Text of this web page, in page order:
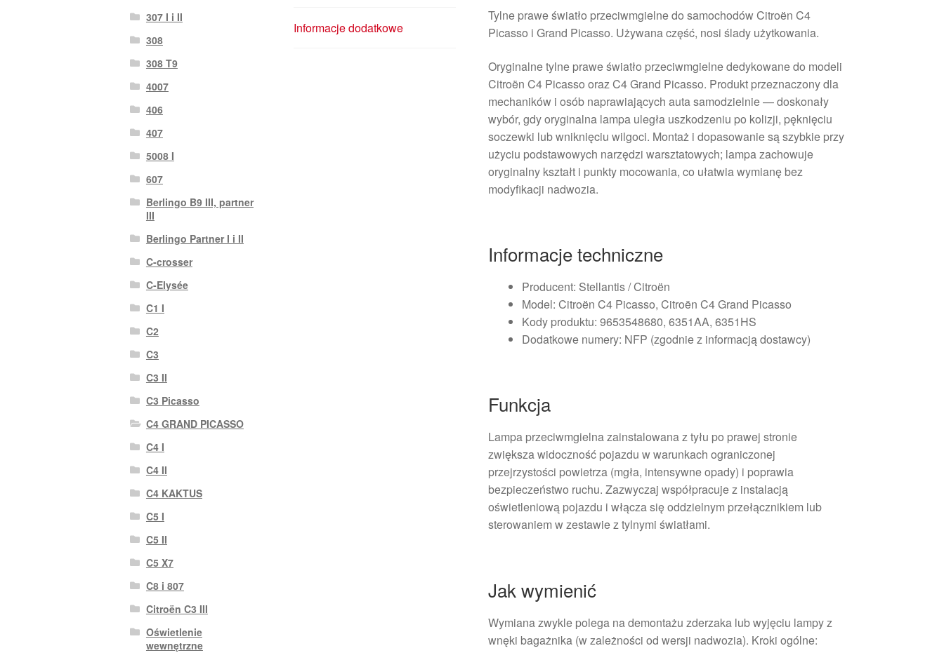
Informacje dodatkowe
Tylne prawe światło przeciwmgielne do samochodów Citroën C4
Picasso i Grand Picasso. Używana część, nosi ślady użytkowania.
Oryginalne tylne prawe światło przeciwmgielne dedykowane do modeli
Citroën C4 Picasso oraz C4 Grand Picasso. Produkt przeznaczony dla
mechaników i osób naprawiających auta samodzielnie — doskonały
wybór, gdy oryginalna lampa uległa uszkodzeniu po kolizji, pęknięciu
soczewki lub wniknięciu wilgoci. Montaż i dopasowanie są szybkie przy
użyciu podstawowych narzędzi warsztatowych; lampa zachowuje
oryginalny kształt i punkty mocowania, co ułatwia wymianę bez
modyfikacji nadwozia.
Informacje techniczne
Producent: Stellantis / Citroën
Model: Citroën C4 Picasso, Citroën C4 Grand Picasso
Kody produktu: 9653548680, 6351AA, 6351HS
Dodatkowe numery: NFP (zgodnie z informacją dostawcy)
Funkcja
Lampa przeciwmgielna zainstalowana z tyłu po prawej stronie
zwiększa widoczność pojazdu w warunkach ograniczonej
przejrzystości powietrza (mgła, intensywne opady) i poprawia
bezpieczeństwo ruchu. Zazwyczaj współpracuje z instalacją
oświetleniową pojazdu i włącza się oddzielnym przełącznikiem lub
sterowaniem w zestawie z tylnymi światłami.
Jak wymienić
Wymiana zwykle polega na demontażu zderzaka lub wyjęciu lampy z
wnęki bagażnika (w zależności od wersji nadwozia). Kroki ogólne:
307 I i II
308
308 T9
4007
406
407
5008 I
607
Berlingo B9 III, partner
III
Berlingo Partner I i II
C-crosser
C-Elysée
C1 I
C2
C3
C3 II
C3 Picasso
C4 GRAND PICASSO
C4 I
C4 II
C4 KAKTUS
C5 I
C5 II
C5 X7
C8 i 807
Citroën C3 III
Oświetlenie
wewnętrzne